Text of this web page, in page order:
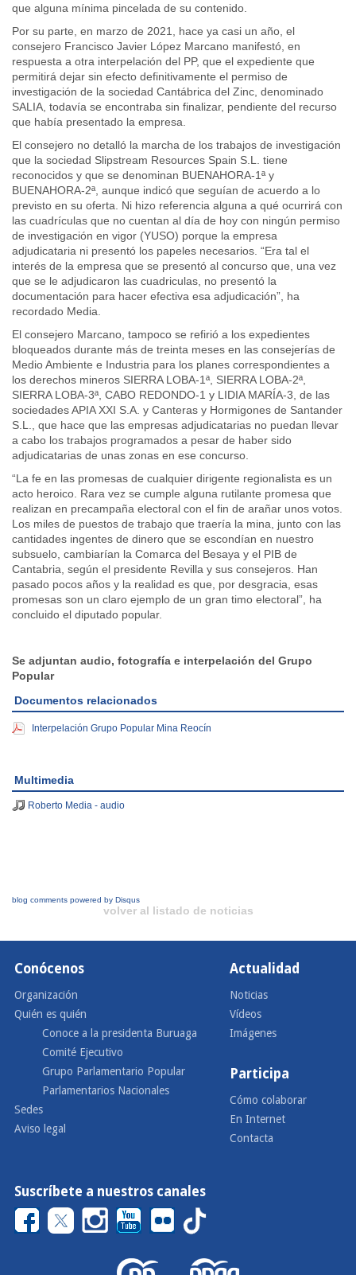
que alguna mínima pincelada de su contenido.
Por su parte, en marzo de 2021, hace ya casi un año, el
consejero Francisco Javier López Marcano manifestó, en
respuesta a otra interpelación del PP, que el expediente que
permitirá dejar sin efecto definitivamente el permiso de
investigación de la sociedad Cantábrica del Zinc, denominado
SALIA, todavía se encontraba sin finalizar, pendiente del recurso
que había presentado la empresa.
El consejero no detalló la marcha de los trabajos de investigación
que la sociedad Slipstream Resources Spain S.L. tiene
reconocidos y que se denominan BUENAHORA-1ª y
BUENAHORA-2ª, aunque indicó que seguían de acuerdo a lo
previsto en su oferta. Ni hizo referencia alguna a qué ocurrirá con
las cuadrículas que no cuentan al día de hoy con ningún permiso
de investigación en vigor (YUSO) porque la empresa
adjudicataria ni presentó los papeles necesarios. “Era tal el
interés de la empresa que se presentó al concurso que, una vez
que se le adjudicaron las cuadriculas, no presentó la
documentación para hacer efectiva esa adjudicación”, ha
recordado Media.
El consejero Marcano, tampoco se refirió a los expedientes
bloqueados durante más de treinta meses en las consejerías de
Medio Ambiente e Industria para los planes correspondientes a
los derechos mineros SIERRA LOBA-1ª, SIERRA LOBA-2ª,
SIERRA LOBA-3ª, CABO REDONDO-1 y LIDIA MARÍA-3, de las
sociedades APIA XXI S.A. y Canteras y Hormigones de Santander
S.L., que hace que las empresas adjudicatarias no puedan llevar
a cabo los trabajos programados a pesar de haber sido
adjudicatarias de unas zonas en ese concurso.
“La fe en las promesas de cualquier dirigente regionalista es un
acto heroico. Rara vez se cumple alguna rutilante promesa que
realizan en precampaña electoral con el fin de arañar unos votos.
Los miles de puestos de trabajo que traería la mina, junto con las
cantidades ingentes de dinero que se escondían en nuestro
subsuelo, cambiarían la Comarca del Besaya y el PIB de
Cantabria, según el presidente Revilla y sus consejeros. Han
pasado pocos años y la realidad es que, por desgracia, esas
promesas son un claro ejemplo de un gran timo electoral”, ha
concluido el diputado popular.
Se adjuntan audio, fotografía e interpelación del Grupo
Popular
Documentos relacionados
Interpelación Grupo Popular Mina Reocín
Multimedia
Roberto Media - audio
blog comments powered by Disqus
volver al listado de noticias
Conócenos
Organización
Quién es quién
Conoce a la presidenta Buruaga
Comité Ejecutivo
Grupo Parlamentario Popular
Parlamentarios Nacionales
Sedes
Aviso legal
Actualidad
Noticias
Vídeos
Imágenes
Participa
Cómo colaborar
En Internet
Contacta
Suscríbete a nuestros canales